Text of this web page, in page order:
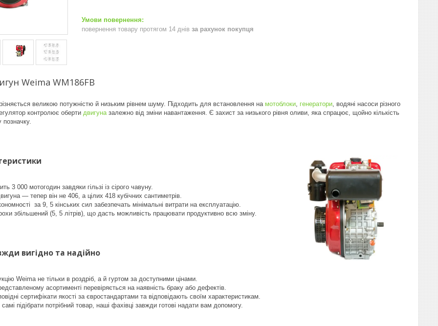
повернення товару протягом 14 днів за рахунок покупця
Weima WM186FB
великою потужністю й низьким рівнем шуму. Підходить для встановлення на мотоблоки генератори , водяні насоси різного
контролює оберти двигуна залежно від зміни навантаження. Є захист за низького рівня оливи, яка спрацює, щойно кількість
3 000 мотогодин завдяки гільзі із сірого чавуну.
— тепер він не 406, а цілих 418 кубічних сантиметрів.
за 9, 5 кінських сил забезпечать мінімальні витрати на експлуатацію.
збільшений (5, 5 літрів), що дасть можливість працювати продуктивно всю зміну.
вигідно та надійно
Weima не тільки в роздріб, а й гуртом за доступними цінами.
асортименті перевіряється на наявність браку або дефектів.
сертифікати якості за євростандартами та відповідають своїм характеристикам.
підібрати потрібний товар, наші фахівці завжди готові надати вам допомогу.